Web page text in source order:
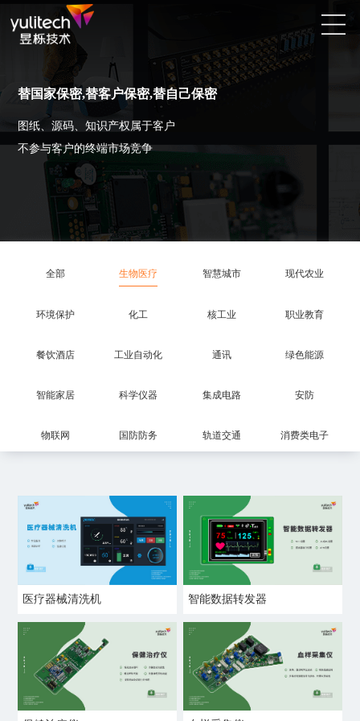
替国家保密,替客户保密,替自己保密
图纸、源码、知识产权属于客户
不参与客户的终端市场竞争
全部 生物医疗 智慧城市 现代农业
环境保护 化工 核工业 职业教育
餐饮酒店 工业自动化 通讯 绿色能源
智能家居 科学仪器 集成电路 安防
物联网 国防防务 轨道交通 消费类电子
医疗器械清洗机 智能数据转发器